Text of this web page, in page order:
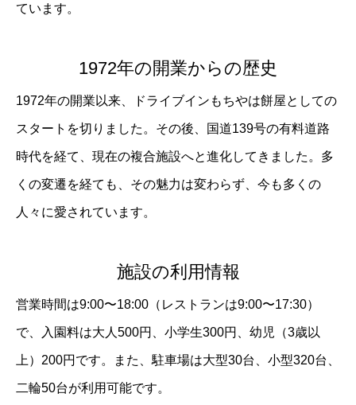
ています。
1972年の開業からの歴史
1972年の開業以来、ドライブインもちやは餅屋としての
スタートを切りました。その後、国道139号の有料道路
時代を経て、現在の複合施設へと進化してきました。多
くの変遷を経ても、その魅力は変わらず、今も多くの
人々に愛されています。
施設の利用情報
営業時間は9:00〜18:00（レストランは9:00〜17:30）
で、入園料は大人500円、小学生300円、幼児（3歳以
上）200円です。また、駐車場は大型30台、小型320台、
二輪50台が利用可能です。